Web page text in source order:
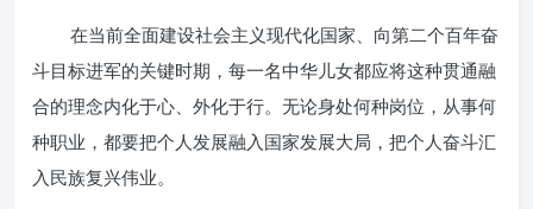
在当前全面建设社会主义现代化国家、向第二个百年奋
斗目标进军的关键时期，每一名中华儿女都应将这种贯通融
合的理念内化于心、外化于行。无论身处何种岗位，从事何
种职业，都要把个人发展融入国家发展大局，把个人奋斗汇
入民族复兴伟业。